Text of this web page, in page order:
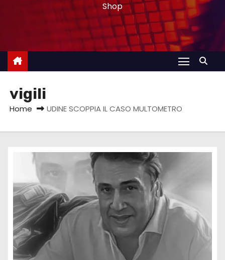
Shop
vigili
Home UDINE SCOPPIA IL CASO MULTOMETRO